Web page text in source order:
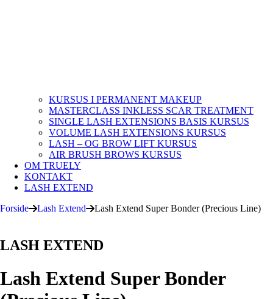
KURSUS I PERMANENT MAKEUP
MASTERCLASS INKLESS SCAR TREATMENT
SINGLE LASH EXTENSIONS BASIS KURSUS
VOLUME LASH EXTENSIONS KURSUS
LASH – OG BROW LIFT KURSUS
AIR BRUSH BROWS KURSUS
OM TRUELY
KONTAKT
LASH EXTEND
Forside
Lash Extend Lash Extend Super Bonder (Precious Line)
LASH EXTEND
Lash Extend Super Bonder